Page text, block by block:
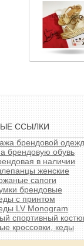
ССЫЛКИ
брендовой
брендовую обувь
в наличии
женские
сапоги
брендовые
с принтом
LV Monogram
спортивный
кроссовки, кеды